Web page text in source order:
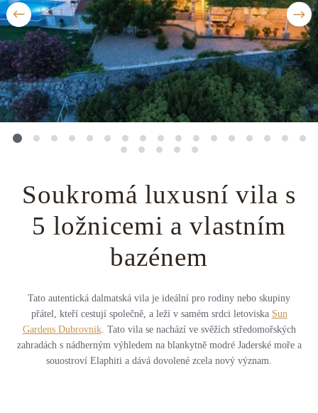
Soukromá luxusní vila s
5 ložnicemi a vlastním
bazénem
Tato autentická dalmatská vila je ideální pro rodiny nebo skupiny
přátel, kteří cestují společně, a leží v samém srdci letoviska Sun
Gardens Dubrovnik. Tato vila se nachází ve svěžích středomořských
zahradách s nádherným výhledem na blankytně modré Jaderské moře a
souostroví Elaphiti a dává dovolené zcela nový význam.
Všechny destinace
Private jet
Golfová dovolená
Dovolená na pláži
Prodloužený víkend
Privátní vily
Všechny zážitky
Uganda
Island
Botswana
Všechny destinace